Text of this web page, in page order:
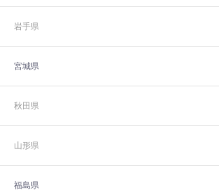
岩手県
宮城県
秋田県
山形県
福島県